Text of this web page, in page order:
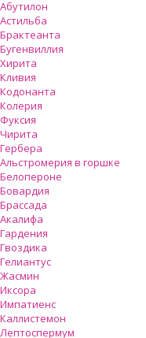
Абутилон
Астильба
Брактеанта
Бугенвиллия
Хирита
Кливия
Кодонанта
Колерия
Фуксия
Чирита
Гербера
Альстромерия в горшке
Белопероне
Бовардия
Брассада
Акалифа
Гардения
Гвоздика
Гелиантус
Жасмин
Иксора
Импатиенс
Каллистемон
Лептоспермум